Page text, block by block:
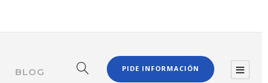
BLOG PIDE INFORMACIÓN